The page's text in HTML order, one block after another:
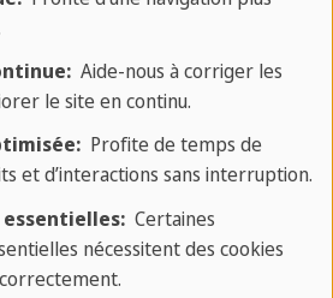
Aide-nous à corriger les
le site en continu.
Profite de temps de
et d’interactions sans interruption.
Certaines
nécessitent des cookies